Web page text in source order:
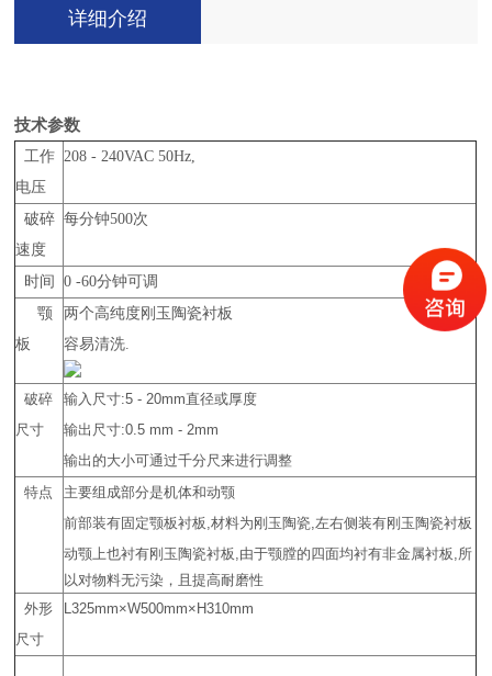
详细介绍
技术参数
工作
电压
208 - 240VAC 50Hz,
破碎
速度
每分钟500次
时间 0-60分钟可调
颚
板
两个高纯度刚玉陶瓷衬板
容易清洗.
破碎
尺寸
输入尺寸:5 - 20mm直径或厚度
输出尺寸:0.5 mm - 2mm
输出的大小可通过千分尺来进行调整
特点
主要组成部分是机体和动颚
前部装有固定颚板衬板,材料为刚玉陶瓷,左右侧装有刚玉陶瓷衬板
动颚上也衬有刚玉陶瓷衬板,由于颚膛的四面均衬有非金属衬板,所
以对物料无污染，且提高耐磨性
外形
尺寸
L325mm×W500mm×H310mm